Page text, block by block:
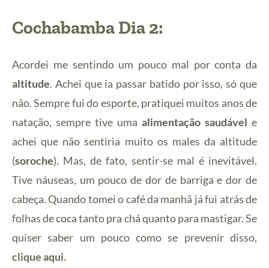
Cochabamba Dia 2:
Acordei me sentindo um pouco mal por conta da
altitude. Achei que ia passar batido por isso, só que
não. Sempre fui do esporte, pratiquei muitos anos de
natação, sempre tive uma alimentação saudável e
achei que não sentiria muito os males da altitude
(soroche). Mas, de fato, sentir-se mal é inevitável.
Tive náuseas, um pouco de dor de barriga e dor de
cabeça. Quando tomei o café da manhã já fui atrás de
folhas de coca tanto pra chá quanto para mastigar. Se
quiser saber um pouco como se prevenir disso,
clique aqui.